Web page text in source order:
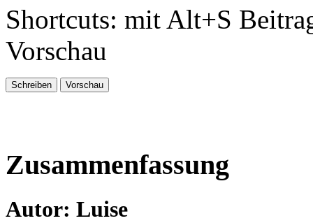
Shortcuts: mit Alt+S
Vorschau
Zusammenfassung
Autor: Luise